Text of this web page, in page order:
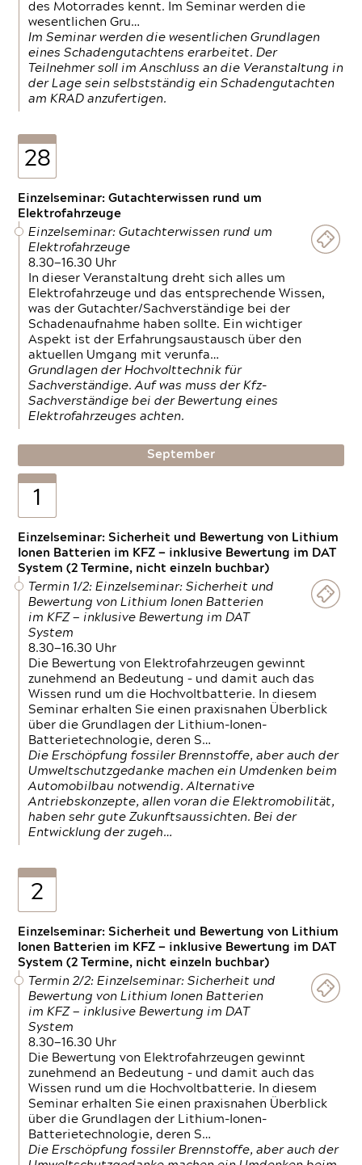
des Motorrades kennt. Im Seminar werden die
wesentlichen Gru…
Im Seminar werden die wesentlichen Grundlagen
eines Schadengutachtens erarbeitet. Der
Teilnehmer soll im Anschluss an die Veranstaltung in
der Lage sein selbstständig ein Schadengutachten
am KRAD anzufertigen.
28
Einzelseminar: Gutachterwissen rund um
Elektrofahrzeuge
Einzelseminar: Gutachterwissen rund um
Elektrofahrzeuge
8.30—16.30 Uhr
In dieser Veranstaltung dreht sich alles um
Elektrofahrzeuge und das entsprechende Wissen,
was der Gutachter/Sachverständige bei der
Schadenaufnahme haben sollte. Ein wichtiger
Aspekt ist der Erfahrungsaustausch über den
aktuellen Umgang mit verunfa…
Grundlagen der Hochvolttechnik für
Sachverständige. Auf was muss der Kfz-
Sachverständige bei der Bewertung eines
Elektrofahrzeuges achten.
September
1
Einzelseminar: Sicherheit und Bewertung von Lithium
Ionen Batterien im KFZ — inklusive Bewertung im DAT
System (2 Termine, nicht einzeln buchbar)
Termin 1/2: Einzelseminar: Sicherheit und
Bewertung von Lithium Ionen Batterien
im KFZ — inklusive Bewertung im DAT
System
8.30—16.30 Uhr
Die Bewertung von Elektrofahrzeugen gewinnt
zunehmend an Bedeutung – und damit auch das
Wissen rund um die Hochvoltbatterie. In diesem
Seminar erhalten Sie einen praxisnahen Überblick
über die Grundlagen der Lithium-Ionen-
Batterietechnologie, deren S…
Die Erschöpfung fossiler Brennstoffe, aber auch der
Umweltschutzgedanke machen ein Umdenken beim
Automobilbau notwendig. Alternative
Antriebskonzepte, allen voran die Elektromobilität,
haben sehr gute Zukunftsaussichten. Bei der
Entwicklung der zugeh…
2
Einzelseminar: Sicherheit und Bewertung von Lithium
Ionen Batterien im KFZ — inklusive Bewertung im DAT
System (2 Termine, nicht einzeln buchbar)
Termin 2/2: Einzelseminar: Sicherheit und
Bewertung von Lithium Ionen Batterien
im KFZ — inklusive Bewertung im DAT
System
8.30—16.30 Uhr
Die Bewertung von Elektrofahrzeugen gewinnt
zunehmend an Bedeutung – und damit auch das
Wissen rund um die Hochvoltbatterie. In diesem
Seminar erhalten Sie einen praxisnahen Überblick
über die Grundlagen der Lithium-Ionen-
Batterietechnologie, deren S…
Die Erschöpfung fossiler Brennstoffe, aber auch der